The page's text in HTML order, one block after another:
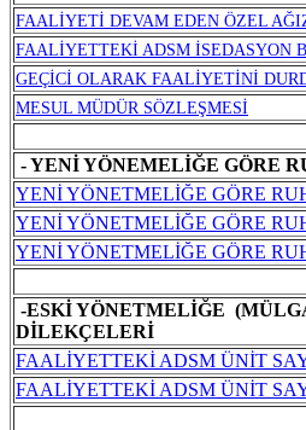
FAALİYETİ DEVAM EDEN ÖZEL
FAALİYETTEKİ ADSM İSEDASYON
GEÇİCİ OLARAK FAALİYETİNİ
MESUL MÜDÜR SÖZLEŞMESİ
- YENİ YÖNEMELİĞE GÖRE
YENİ YÖNETMELİĞE GÖRE
YENİ YÖNETMELİĞE GÖRE
YENİ YÖNETMELİĞE GÖRE
-ESKİ YÖNETMELİĞE
DİLEKÇELERİ
FAALİYETTEKİ ADSM ÜNİT
FAALİYETTEKİ ADSM ÜNİT